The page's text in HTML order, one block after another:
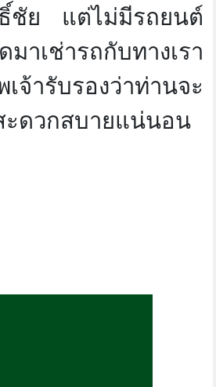
ชัย แต่ไม่มีรถยนต์
าเช่ารถกับทางเรา
จ้ารับรองว่าท่านจะ
ดวกสบายแน่นอน